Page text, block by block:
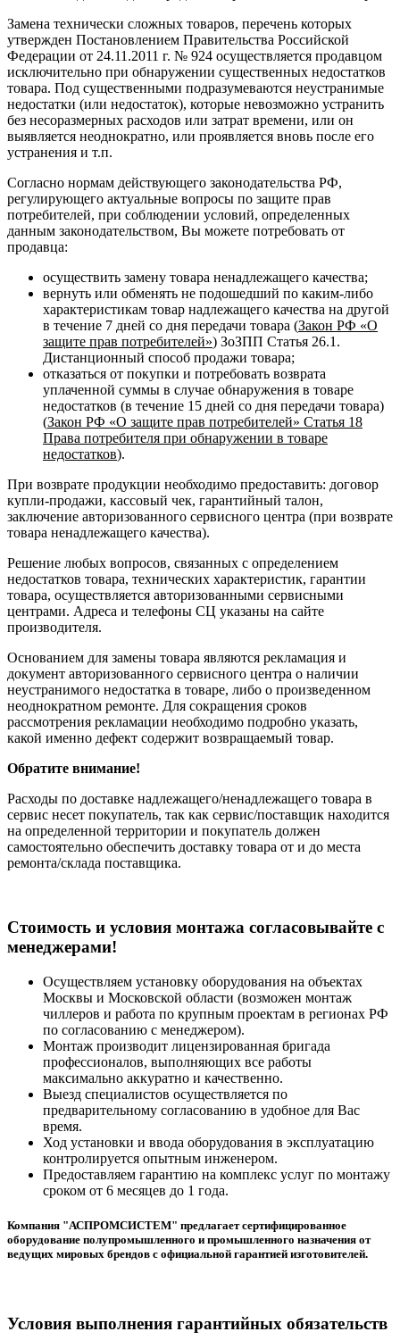
Замена технически сложных товаров, перечень которых
утвержден Постановлением Правительства Российской
Федерации от 24.11.2011 г. № 924 осуществляется продавцом
исключительно при обнаружении существенных недостатков
товара. Под существенными подразумеваются неустранимые
недостатки (или недостаток), которые невозможно устранить
без несоразмерных расходов или затрат времени, или он
выявляется неоднократно, или проявляется вновь после его
устранения и т.п.
Согласно нормам действующего законодательства РФ,
регулирующего актуальные вопросы по защите прав
потребителей, при соблюдении условий, определенных
данным законодательством, Вы можете потребовать от
продавца:
осуществить замену товара ненадлежащего качества;
вернуть или обменять не подошедший по каким-либо
характеристикам товар надлежащего качества на другой
в течение 7 дней со дня передачи товара (Закон РФ «О
защите прав потребителей») ЗоЗПП Статья 26.1.
Дистанционный способ продажи товара;
отказаться от покупки и потребовать возврата
уплаченной суммы в случае обнаружения в товаре
недостатков (в течение 15 дней со дня передачи товара)
(Закон РФ «О защите прав потребителей» Статья 18
Права потребителя при обнаружении в товаре
недостатков).
При возврате продукции необходимо предоставить: договор
купли-продажи, кассовый чек, гарантийный талон,
заключение авторизованного сервисного центра (при возврате
товара ненадлежащего качества).
Решение любых вопросов, связанных с определением
недостатков товара, технических характеристик, гарантии
товара, осуществляется авторизованными сервисными
центрами. Адреса и телефоны СЦ указаны на сайте
производителя.
Основанием для замены товара являются рекламация и
документ авторизованного сервисного центра о наличии
неустранимого недостатка в товаре, либо о произведенном
неоднократном ремонте. Для сокращения сроков
рассмотрения рекламации необходимо подробно указать,
какой именно дефект содержит возвращаемый товар.
Обратите внимание!
Расходы по доставке надлежащего/ненадлежащего товара в
сервис несет покупатель, так как сервис/поставщик находится
на определенной территории и покупатель должен
самостоятельно обеспечить доставку товара от и до места
ремонта/склада поставщика.
Cтоимость и условия монтажа согласовывайте с
менеджерами!
Осуществляем установку оборудования на объектах
Москвы и Московской области (возможен монтаж
чиллеров и работа по крупным проектам в регионах РФ
по согласованию с менеджером).
Монтаж производит лицензированная бригада
профессионалов, выполняющих все работы
максимально аккуратно и качественно.
Выезд специалистов осуществляется по
предварительному согласованию в удобное для Вас
время.
Ход установки и ввода оборудования в эксплуатацию
контролируется опытным инженером.
Предоставляем гарантию на комплекс услуг по монтажу
сроком от 6 месяцев до 1 года.
Компания "АСПРОМСИСТЕМ" предлагает сертифицированное
оборудование полупромышленного и промышленного назначения от
ведущих мировых брендов с официальной гарантией изготовителей.
Условия выполнения гарантийных обязательств